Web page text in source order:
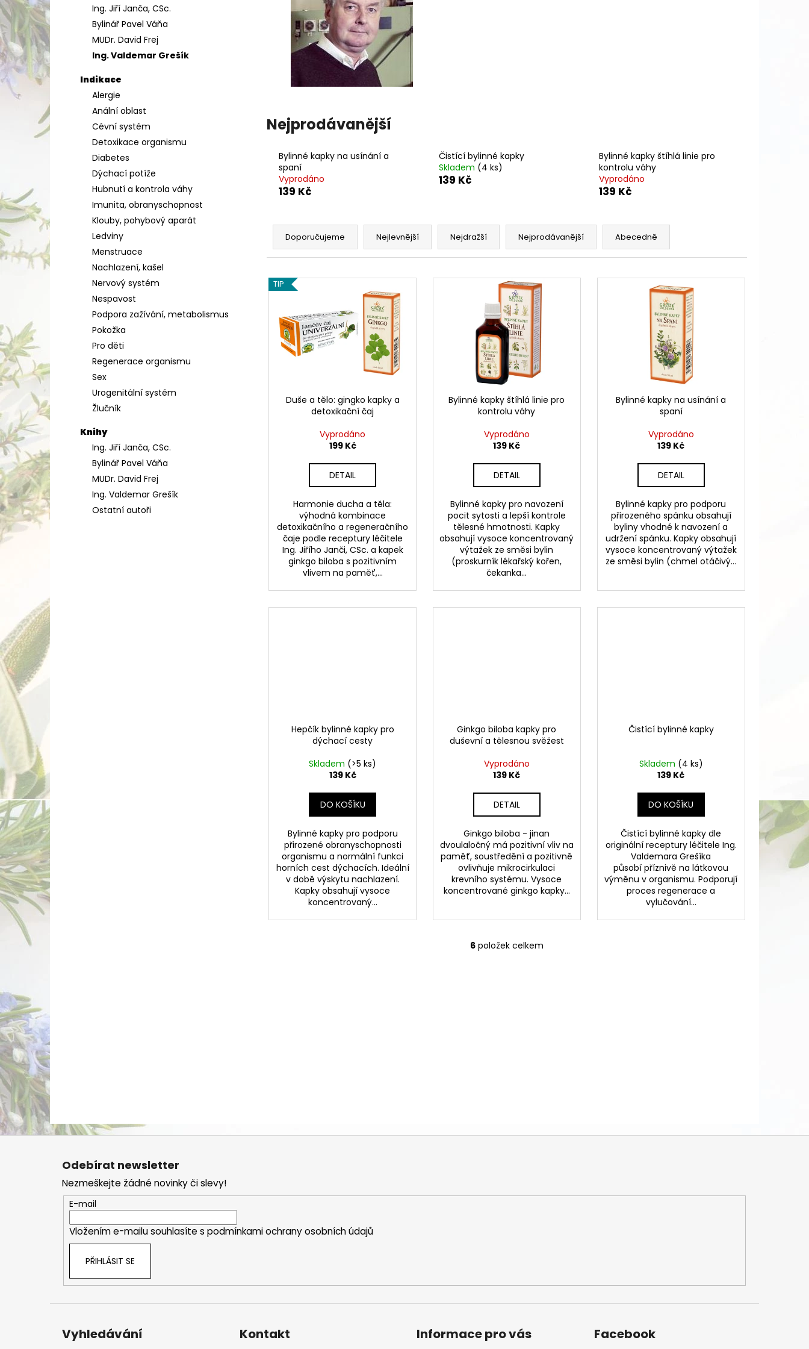
a
n
l
Ing. Jiří Janča, CSc.
Bylinář Pavel Váňa
MUDr. David Frej
Ing. Valdemar Grešík
Indikace
Alergie
Anální oblast
Cévní systém
Detoxikace organismu
Diabetes
Dýchací potíže
Hubnutí a kontrola váhy
Imunita, obranyschopnost
Klouby, pohybový aparát
Ledviny
Menstruace
Nachlazení, kašel
Nervový systém
Nespavost
Podpora zažívání, metabolismus
Pokožka
Pro děti
Regenerace organismu
Sex
Urogenitální systém
Žlučník
Knihy
Ing. Jiří Janča, CSc.
Bylinář Pavel Váňa
MUDr. David Frej
Ing. Valdemar Grešík
Ostatní autoři
Nejprodávanější
Bylinné kapky na usínání a
spaní
Vyprodáno
139 Kč
Čistící bylinné kapky
Skladem (4 ks)
139 Kč
Bylinné kapky štíhlá linie pro
kontrolu váhy
Vyprodáno
139 Kč
Ř
z
n
Doporučujeme Nejlevnější Nejdražší Nejprodávanější Abecedně
V
ýTIP
Duše a tělo: gingko kapky a
detoxikační čaj
Vyprodáno
199 Kč
DETAIL
Harmonie ducha a těla:
výhodná kombinace
detoxikačního a regeneračního
čaje podle receptury léčitele
Ing. Jiřího Janči, CSc. a kapek
ginkgo biloba s pozitivním
vlivem na paměť,...
Bylinné kapky štíhlá linie pro
kontrolu váhy
Vyprodáno
139 Kč
DETAIL
Bylinné kapky pro navození
pocit sytosti a lepší kontrole
tělesné hmotnosti. Kapky
obsahují vysoce koncentrovaný
výtažek ze směsi bylin
(proskurník lékařský kořen,
čekanka...
Bylinné kapky na usínání a
spaní
Vyprodáno
139 Kč
DETAIL
Bylinné kapky pro podporu
přirozeného spánku obsahují
byliny vhodné k navození a
udržení spánku. Kapky obsahují
vysoce koncentrovaný výtažek
ze směsi bylin (chmel otáčivý...
Hepčík bylinné kapky pro
dýchací cesty
Skladem (>5 ks)
139 Kč
DO KOŠÍKU
Bylinné kapky pro podporu
přirozené obranyschopnosti
organismu a normální funkci
horních cest dýchacích. Ideální
v době výskytu nachlazení.
Kapky obsahují vysoce
koncentrovaný...
Ginkgo biloba kapky pro
duševní a tělesnou svěžest
Vyprodáno
139 Kč
DETAIL
Ginkgo biloba - jinan
dvoulaločný má pozitivní vliv na
paměť, soustředění a pozitivně
ovlivňuje mikrocirkulaci
krevního systému. Vysoce
koncentrované ginkgo kapky...
Čistící bylinné kapky
Skladem (4 ks)
139 Kč
DO KOŠÍKU
Čistící bylinné kapky dle
originální receptury léčitele Ing.
Valdemara Grešíka
působí příznivě na látkovou
výměnu v organismu. Podporují
proces regenerace a
vylučování...
O
ý
6 položek celkem
Z
Odebírat newsletter
Nezmeškejte žádné novinky či slevy!
E-mail
Vložením e-mailu souhlasíte s podmínkami ochrany osobních údajů
PŘIHLÁSIT SE
Vyhledávání Kontakt Informace pro vás Facebook